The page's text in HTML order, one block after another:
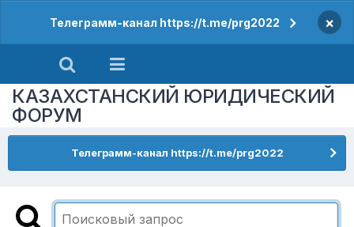
Телеграмм-канал https://t.me/prg2022 ×
КАЗАХСТАНСКИЙ ЮРИДИЧЕСКИЙ
ФОРУМ
Телеграмм-канал https://t.me/prg2022